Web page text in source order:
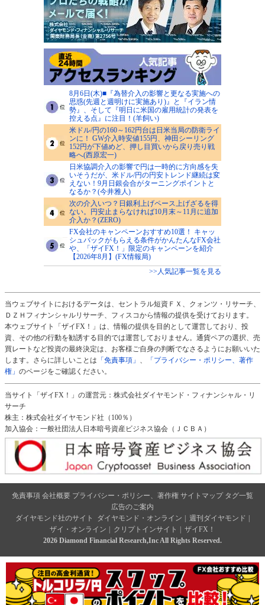
8月6日(木)■『為替介入の影響と更なる実施への
思惑(先週と週明けに実施あり)』と『イラン情
勢』、そして『明日に米国の雇用統計の発表を
控える点』に注目！(羊飼い)
米ドル/円の160～162円台は日米当局の防衛ライ
ンに！ GW介入時安値155円、神田シーリング
152円が下値めど、押し目買いから戻り売り戦
略へ(西原宏一)
日米協調介入の影響で円は一時的に方向感を失
いそうだが、米ドル/円の円安トレンド継続は変
えない！9月日銀会合がターニングポイントと
なるか？(今井雅人)
次の介入いつ？日銀利上げペース上げざるを得
ない。円安止まらなければ10月末～11月に追加
介入か？(ZERO)
FX会社のキャンペーンおすすめ10選！ キャッ
シュバックがもらえる条件がかんたんなFX会社
や、「ザイFX！」限定のキャンペーンを紹介
【2026年8月】(FX情報局)
>>人気記事一覧を見る
当ウェブサイトにおけるデータは、セントラル短資ＦＸ、クォンツ・リサーチ、
ＤＺＨフィナンシャルリサーチ、フィスコから情報の提供を受けております。
本ウェブサイト「ザイFX！」は、情報の提供を目的として運営しており、投
資、その他の行動を勧誘する目的では運営しておりません。通貨ペアの選択、売
買レートなど投資の最終決定は、お客様ご自身の判断でなさるようにお願いいた
します。さらに詳しいことは 「免責事項」 、
「プライバシー・ポリシー、著作
権」 のページをご確認ください。
当サイト「ザイFX！」の運営元：株式会社ダイヤモンド・フィナンシャル・リ
サーチ
株主：株式会社ダイヤモンド社（100％）
加入協会：一般社団法人日本暗号資産ビジネス協会（ＪＣＢＡ）
免責事項 会社概要 プライバシー・ポリシー、著作権 サイトマップ タグ一覧
広告のご案内
ダイヤモンド社のサイト
ダイヤモンド・オンライン | 週刊ダイヤモンド |
ザイ・オンライン | クリプトインサイト | ザイFX！
2026 Diamond Financial Research,Inc All Rights Reserved.